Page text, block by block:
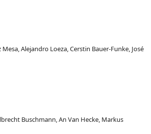
Alejandro Loeza, Cerstin Bauer-Funke, José
Buschmann, An Van Hecke, Markus